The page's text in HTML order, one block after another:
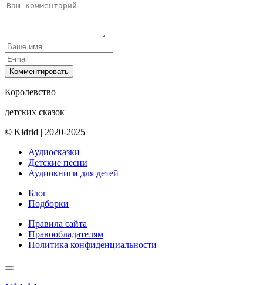
Комментировать
Королевство
детских сказок
© Kidrid | 2020-2025
Аудиосказки
Детские песни
Аудиокниги для детей
Блог
Подборки
Правила сайта
Правообладателям
Политика конфиденциальности